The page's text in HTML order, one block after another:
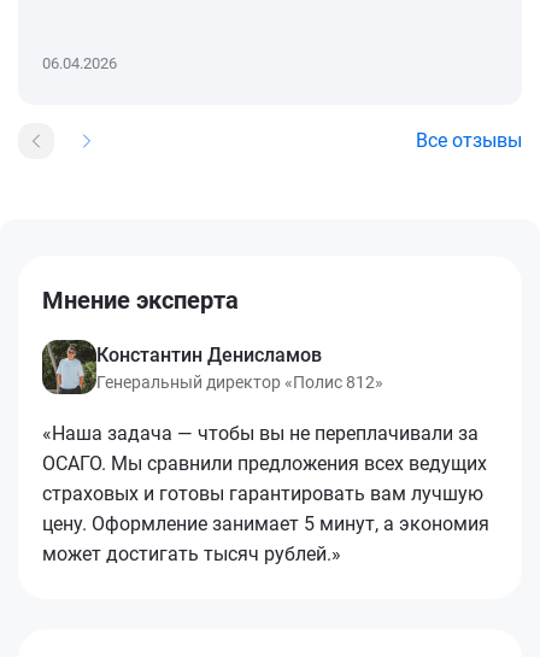
06.04.2026
Все отзывы
Мнение эксперта
Константин Денисламов
Генеральный директор «Полис 812»
«Наша задача — чтобы вы не переплачивали за
ОСАГО. Мы сравнили предложения всех ведущих
страховых и готовы гарантировать вам лучшую
цену. Оформление занимает 5 минут, а экономия
может достигать тысяч рублей.»